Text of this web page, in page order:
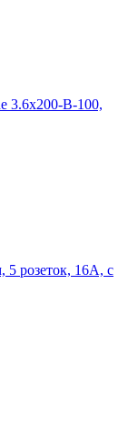
3.6x200-В-100,
розеток, 16А, с